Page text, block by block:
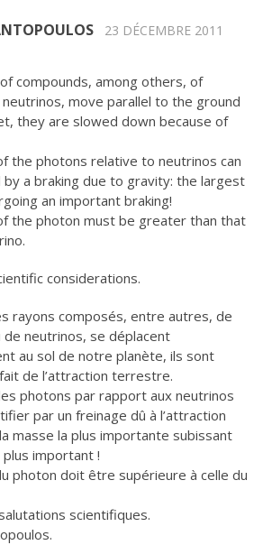
23 DÉCEMBRE 2011
compounds, among others, of
move parallel to the ground
they are slowed down because of
the photons relative to neutrinos can
a braking due to gravity: the largest
an important braking!
the photon must be greater than that
considerations.
rayons composés, entre autres, de
neutrinos, se déplacent
au sol de notre planète, ils sont
de l’attraction terrestre.
photons par rapport aux neutrinos
par un freinage dû à l’attraction
masse la plus importante subissant
important !
photon doit être supérieure à celle du
scientifiques.